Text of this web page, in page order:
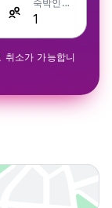
숙박인원
취소가 가능합니